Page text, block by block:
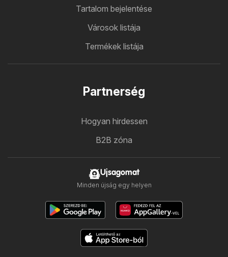
Tartalom bejelentése
Városok listája
Termékek listája
Partnerség
Hogyan hirdessen
B2B zóna
Ujsagomat
Minden újság egy helyen